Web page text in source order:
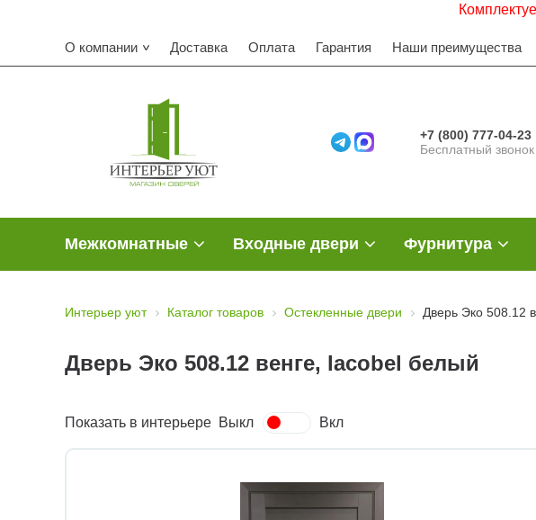
Комплектуем
О компании Доставка Оплата Гарантия Наши преимущества
+7 (800) 777-04-23
Бесплатный
Межкомнатные Входные двери Фурнитура
Интерьер уют Каталог товаров Остекленные двери Дверь Эко 508.12
Дверь Эко 508.12 венге, lacobel белый
Показать в интерьере Выкл Вкл